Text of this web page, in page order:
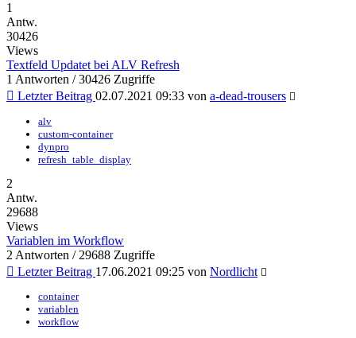
1
Antw.
30426
Views
Textfeld Updatet bei ALV Refresh
1 Antworten / 30426 Zugriffe
Letzter Beitrag 02.07.2021 09:33 von a-dead-trousers
alv
custom-container
dynpro
refresh_table_display
2
Antw.
29688
Views
Variablen im Workflow
2 Antworten / 29688 Zugriffe
Letzter Beitrag 17.06.2021 09:25 von Nordlicht
container
variablen
workflow